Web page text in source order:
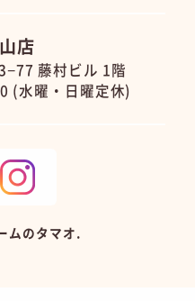
店
藤村ビル 1階
(水曜・日曜定休)
ムのタマオ.